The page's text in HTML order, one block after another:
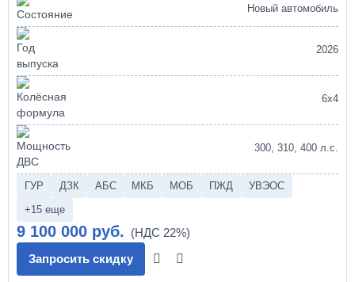
Новый автомобиль
2026
6х4
300, 310, 400 л.с.
ГУР ДЗК АБС МКБ МОБ ПЖД
УВЭОС
+15 еще
9 100 000 руб.
Запросить скидку